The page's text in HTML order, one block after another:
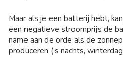
Maar als je een batterij hebt,
een negatieve stroomprijs de
name aan de orde als de
produceren (’s nachts,